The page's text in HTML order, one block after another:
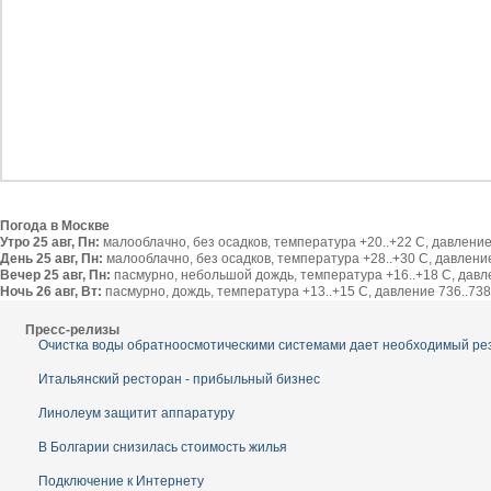
Погода в Москве
Утро 25 авг, Пн: малооблачно, без осадков, температура +20..+22 С,
День 25 авг, Пн: малооблачно, без осадков, температура +28..+30 С,
Вечер 25 авг, Пн: пасмурно, небольшой дождь, температура +16..+18 С,
Ночь 26 авг, Вт: пасмурно, дождь, температура +13..+15 С, давление
Пресс-релизы
Очистка воды обратноосмотическими системами дает необходимый
Итальянский ресторан - прибыльный бизнес
Линолеум защитит аппаратуру
В Болгарии снизилась стоимость жилья
Подключение к Интернету